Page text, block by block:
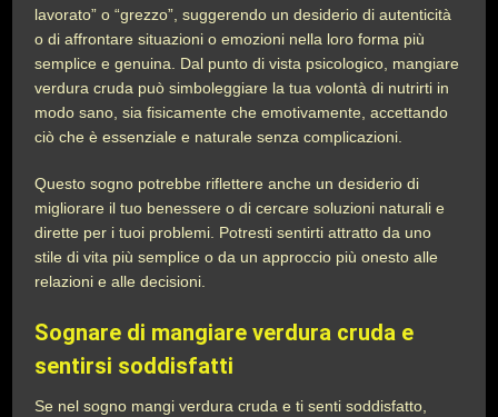
lavorato” o “grezzo”, suggerendo un desiderio di autenticità
o di affrontare situazioni o emozioni nella loro forma più
semplice e genuina. Dal punto di vista psicologico, mangiare
verdura cruda può simboleggiare la tua volontà di nutrirti in
modo sano, sia fisicamente che emotivamente, accettando
ciò che è essenziale e naturale senza complicazioni.
Questo sogno potrebbe riflettere anche un desiderio di
migliorare il tuo benessere o di cercare soluzioni naturali e
dirette per i tuoi problemi. Potresti sentirti attratto da uno
stile di vita più semplice o da un approccio più onesto alle
relazioni e alle decisioni.
Sognare di mangiare verdura cruda e
sentirsi soddisfatti
Se nel sogno mangi verdura cruda e ti senti soddisfatto,